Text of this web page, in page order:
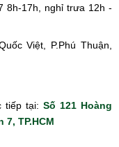
8h-17h, nghỉ trưa 12h -
Việt, P.Phú Thuận,
tiếp tại: Số 121 Hoàng
TP.HCM